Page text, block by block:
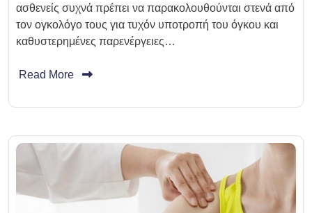
ασθενείς συχνά πρέπει να παρακολουθούνται στενά από
τον ογκολόγο τους για τυχόν υποτροπή του όγκου και
καθυστερημένες παρενέργειες…
Read More